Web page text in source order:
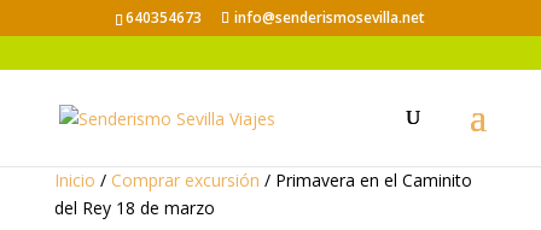
640354673 info@senderismosevilla.net
Inicio / Comprar excursión / Primavera en el Caminito
del Rey 18 de marzo